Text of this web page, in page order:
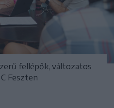
fellépők, változatos
Feszten